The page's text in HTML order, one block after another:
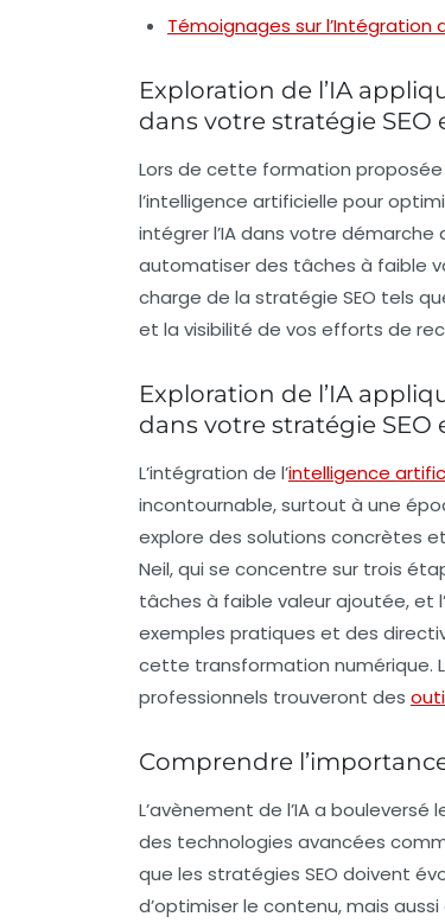
Témoignages sur l’Intégration
Exploration de l’IA
dans votre stratégie SEO
Lors de cette formation
l’intelligence artificielle pour
intégrer l’IAdans votre démarche
automatiser des tâches à faible
charge de la stratégie SEO tels
et la visibilité de vos efforts de
Exploration de l’IA
dans votre stratégie SEO
L’intégration de l’intelligence
incontournable, surtout à une
explore des solutions concrètes
Neil, qui se concentre sur trois
tâches à faible valeur ajoutée, et
exemples pratiques et des
cette transformation numérique.
professionnels trouveront des
Comprendre
L’avènement de l’IA a bouleversé
des technologies avancées
que les stratégies SEO doivent
d’optimiser le contenu, mais aussi